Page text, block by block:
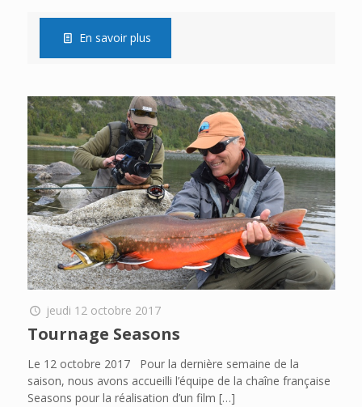
En savoir plus
jeudi 12 octobre 2017
Tournage Seasons
Le 12 octobre 2017 Pour la dernière semaine de la
saison, nous avons accueilli l’équipe de la chaîne française
Seasons pour la réalisation d’un film […]